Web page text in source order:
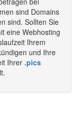
sind Domains
sind. Sollten Sie
eine Webhosting
Ihrem
und Ihre
Ihrer .pics